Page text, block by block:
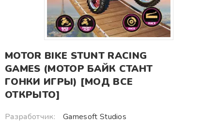
MOTOR BIKE STUNT RACING
GAMES (МОТОР БАЙК СТАНТ
ГОНКИ ИГРЫ) [МОД ВСЕ
ОТКРЫТО]
Разработчик:
Gamesoft Studios